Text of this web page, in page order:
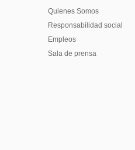
Quienes Somos
Responsabilidad social
Empleos
Sala de prensa